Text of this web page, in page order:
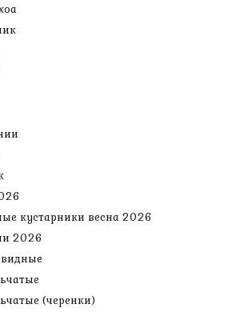
кустарники весна 2026
2026
(черенки)